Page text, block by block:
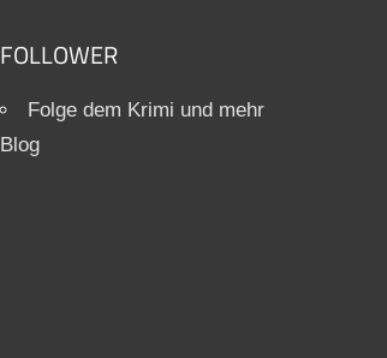
FOLLOWER
Folge dem Krimi und mehr
Blog